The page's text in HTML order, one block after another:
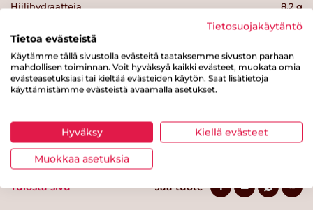
Hiilihydraatteja 8.2 g
7.6 g
Kuitua 0 g
Proteiinia
Tulosta sivu Jaa tuote
Tietosuojakäytäntö
Tietoa evästeistä
Käytämme tällä sivustolla evästeitä taataksemme sivuston parhaan
mahdollisen toiminnan. Voit hyväksyä kaikki evästeet, muokata omia
evästeasetuksiasi tai kieltää evästeiden käytön. Saat lisätietoja
käyttämistämme evästeistä avaamalla asetukset.
Hyväksy Kiellä evästeet
Muokkaa asetuksia